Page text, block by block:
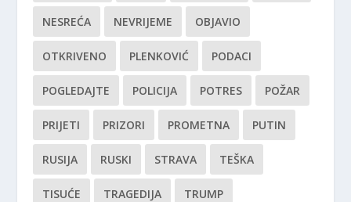
NESREĆA NEVRIJEME OBJAVIO
OTKRIVENO PLENKOVIĆ PODACI
POGLEDAJTE POLICIJA POTRES POŽAR
PRIJETI PRIZORI PROMETNA PUTIN
RUSIJA RUSKI STRAVA TEŠKA
TISUĆE TRAGEDIJA TRUMP